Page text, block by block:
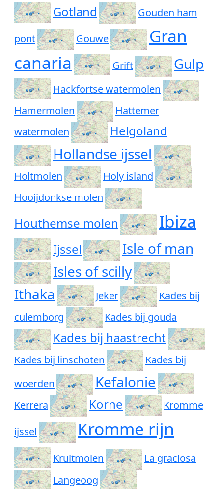
Gotland
Gouden ham
pont
Gouwe
Gran
canaria
Grift Gulp
Hackfortse watermolen
Hamermolen
Hattemer
watermolen
Helgoland
Hollandse ijssel
Holtmolen
Holy island
Hooijdonkse molen
Houthemse molen Ibiza
Ijssel
Isle of man
Isles of scilly
Ithaka
Jeker
Kades bij
culemborg
Kades bij gouda
Kades bij haastrecht
Kades bij linschoten
Kades bij
woerden
Kefalonie
Kerrera Korne Kromme
ijssel Kromme rijn
Kruitmolen
La graciosa
Langeoog